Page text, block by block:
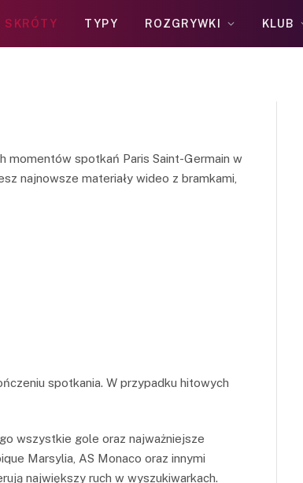
SKRÓTY TYPY ROZGRYWKI KLUB
momentów spotkań Paris Saint-Germain w
najnowsze materiały wideo z bramkami,
spotkania. W przypadku hitowych
wszystkie gole oraz najważniejsze
Marsylia, AS Monaco oraz innymi
największy ruch w wyszukiwarkach.